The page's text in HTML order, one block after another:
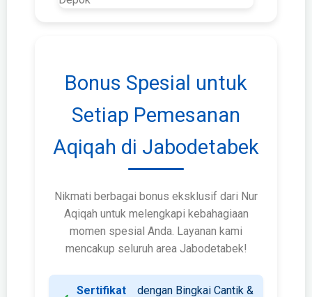
Bonus Spesial untuk
Setiap Pemesanan
Aqiqah di Jabodetabek
Nikmati berbagai bonus eksklusif dari Nur
Aqiqah untuk melengkapi kebahagiaan
momen spesial Anda. Layanan kami
mencakup seluruh area Jabodetabek!
Sertifikat
dengan Bingkai Cantik &